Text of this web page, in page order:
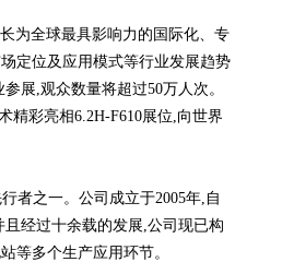
为全球最具影响力的国际化、专
定位及应用模式等行业发展趋势
展,观众数量将超过50万人次。
精彩亮相6.2H-F610展位,向世界
者之一。公司成立于2005年,自
经过十余载的发展,公司现已构
等多个生产应用环节。